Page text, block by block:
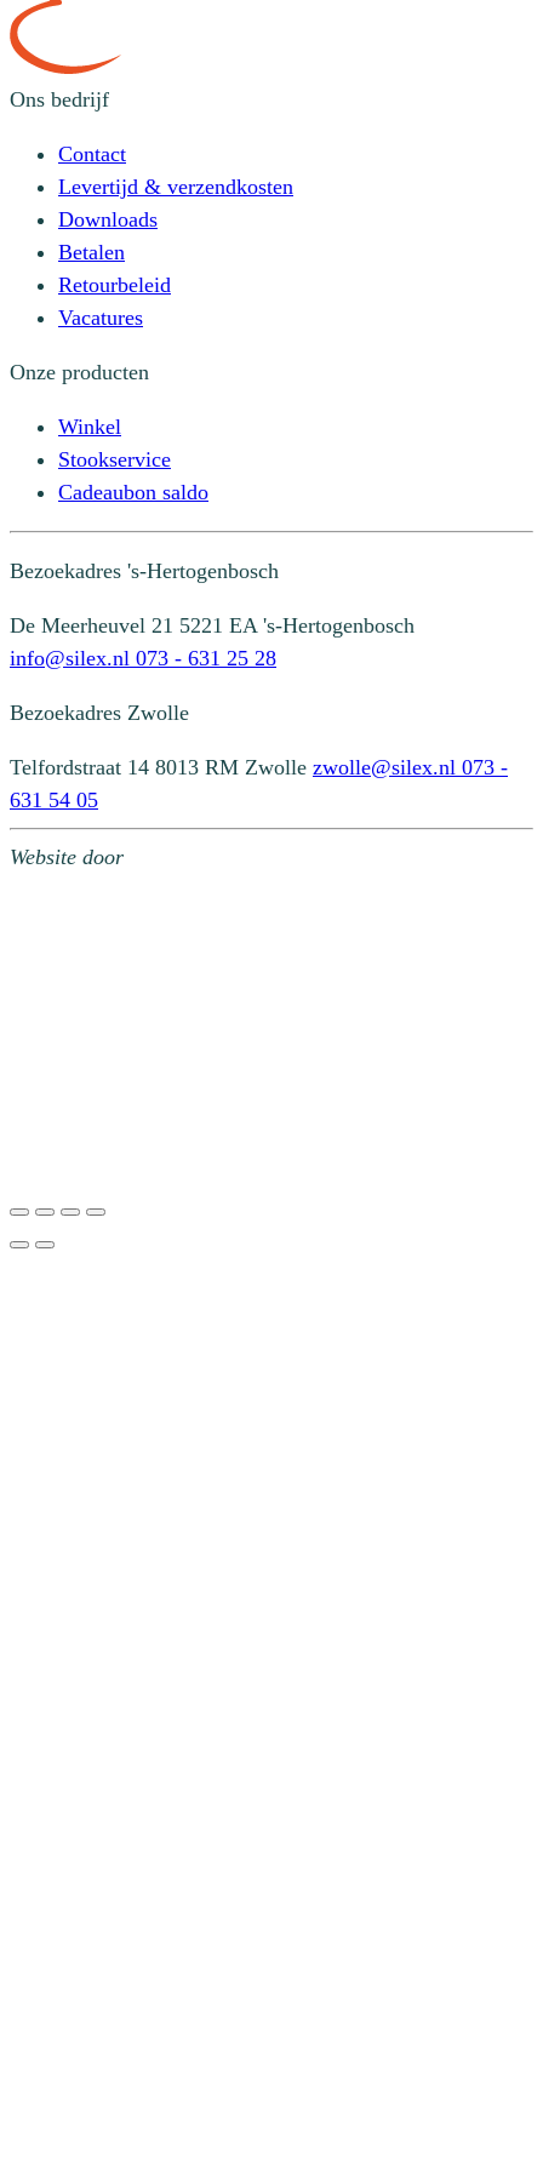
Ons bedrijf
Contact
Levertijd & verzendkosten
Downloads
Betalen
Retourbeleid
Vacatures
Onze producten
Winkel
Stookservice
Cadeaubon saldo
Bezoekadres 's-Hertogenbosch
De Meerheuvel 21 5221 EA 's-Hertogenbosch
info@silex.nl 073 - 631 25 28
Bezoekadres Zwolle
Telfordstraat 14 8013 RM Zwolle zwolle@silex.nl 073 -
631 54 05
Website door